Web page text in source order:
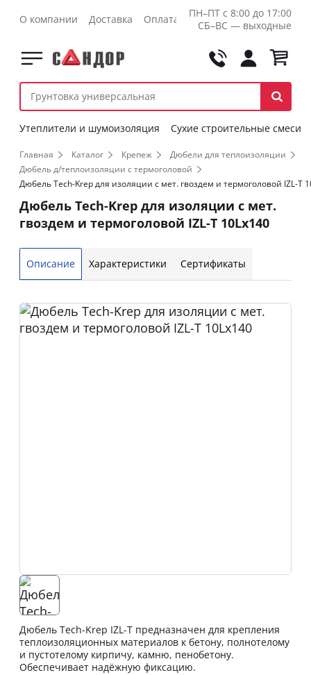
О компании Доставка Оплата Контакты Оптовикам
ПН–ПТ с 8:00 до 17:00
СБ–ВС — выходные
Утеплители и шумоизоляция Сухие строительные смеси
Главная Каталог Крепеж
Дюбели для теплоизоляции
Дюбель д/теплоизоляции с термоголовой
Дюбель Tech-Krep для изоляции с мет. гвоздем и термоголовой IZL-T
Дюбель Tech-Krep для изоляции с мет.
гвоздем и термоголовой IZL-T 10Lх140
Описание Характеристики Сертификаты
Дюбель Tech-Krep IZL-T предназначен для крепления
теплоизоляционных материалов к бетону, полнотелому
и пустотелому кирпичу, камню, пенобетону.
Обеспечивает надёжную фиксацию.